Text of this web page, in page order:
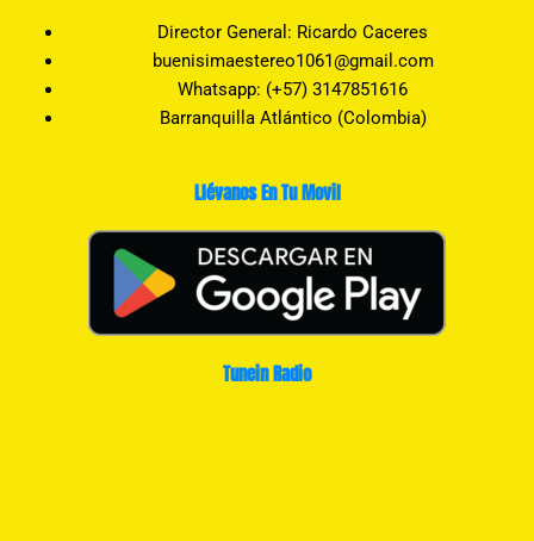
Director General: Ricardo Caceres
buenisimaestereo1061@gmail.com
Whatsapp: (+57) 3147851616
Barranquilla Atlántico (Colombia)
Llévanos En Tu Movil
Tunein Radio